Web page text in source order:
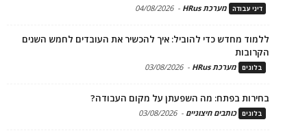
דיני עבודה מערכת HRus -
04/08/2026
ללמוד מחדש כדי להוביל: איך להכשיר את העובדים לחמש השנים
הקרובות
בלוגים מערכת HRus -
03/08/2026
בחירות בפתח: מה השפעתן על מקום העבודה?
בלוגים כותבים חיצוניים -
03/08/2026